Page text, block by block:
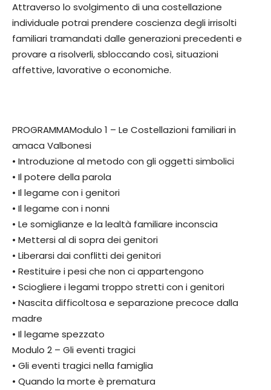
Attraverso lo svolgimento di una costellazione
individuale potrai prendere coscienza degli irrisolti
familiari tramandati dalle generazioni precedenti e
provare a risolverli, sbloccando così, situazioni
affettive, lavorative o economiche.
PROGRAMMAModulo 1 – Le Costellazioni familiari in
amaca Valbonesi
• Introduzione al metodo con gli oggetti simbolici
• Il potere della parola
• Il legame con i genitori
• Il legame con i nonni
• Le somiglianze e la lealtà familiare inconscia
• Mettersi al di sopra dei genitori
• Liberarsi dai conflitti dei genitori
• Restituire i pesi che non ci appartengono
• Sciogliere i legami troppo stretti con i genitori
• Nascita difficoltosa e separazione precoce dalla
madre
• Il legame spezzato
Modulo 2 – Gli eventi tragici
• Gli eventi tragici nella famiglia
• Quando la morte è prematura